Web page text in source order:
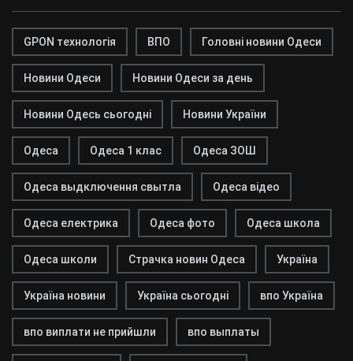
GPON технологія ВПО Головні новини Одеси
Новини Одеси Новини Одеси за день
Новини Одесь сьогодні Новини України
Одеса Одеса 1 клас Одеса ЗОШ
Одеса выдключення свытла Одеса відео
Одеса електрика Одеса фото Одеса школа
Одеса школи Страчка новин Одеса Україна
Україна новини Україна сьогодні впо Україна
впо виплати не прийшли впо выплаты